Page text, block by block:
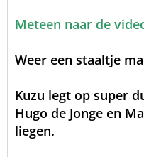
Meteen naar de
Weer een staaltje
Kuzu legt op super
Hugo de Jonge en
liegen.